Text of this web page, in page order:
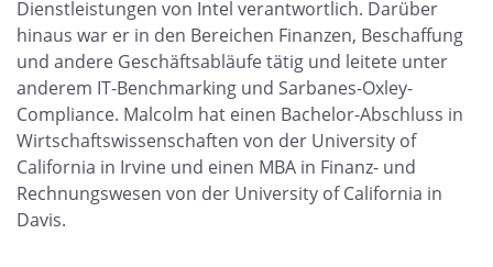
Dienstleistungen von Intel verantwortlich. Darüber
hinaus war er in den Bereichen Finanzen, Beschaffung
und andere Geschäftsabläufe tätig und leitete unter
anderem IT-Benchmarking und Sarbanes-Oxley-
Compliance. Malcolm hat einen Bachelor-Abschluss in
Wirtschaftswissenschaften von der University of
California in Irvine und einen MBA in Finanz- und
Rechnungswesen von der University of California in
Davis.